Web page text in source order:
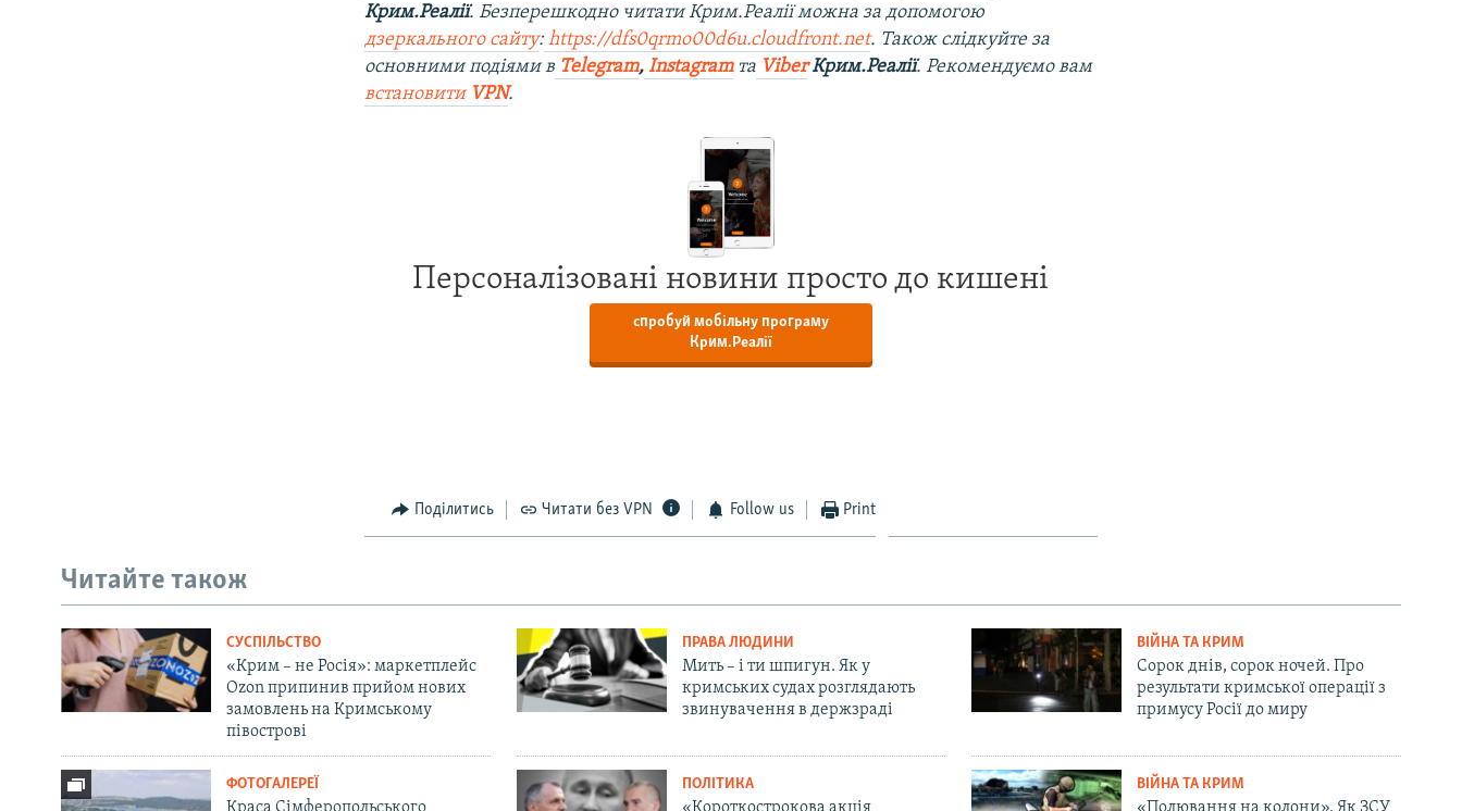
Крим.Реалії. Безперешкодно читати Крим.Реалії можна за допомогою
дзеркального сайту: https://dfs0qrmo00d6u.cloudfront.net. Також слідкуйте за
основними подіями в Telegram, Instagramта ViberКрим.Реалії. Рекомендуємо вам
встановити VPN.
Персоналізовані новини просто до кишені
спробуй мобільну програму
Крим.Реалії
Поділитись Читати без VPN Follow us Print
Читайте також
СУСПІЛЬСТВО
«Крим – не Росія»: маркетплейс
Ozon припинив прийом нових
замовлень на Кримському
півострові
ПРАВА ЛЮДИНИ
Мить – і ти шпигун. Як у
кримських судах розглядають
звинувачення в держзраді
ВІЙНА ТА КРИМ
Сорок днів, сорок ночей. Про
результати кримської операції з
примусу Росії до миру
ФОТОГАЛЕРЕЇ
Краса Сімферопольського
ПОЛІТИКА
«Короткострокова акція
ВІЙНА ТА КРИМ
«Полювання на колони». Як ЗСУ